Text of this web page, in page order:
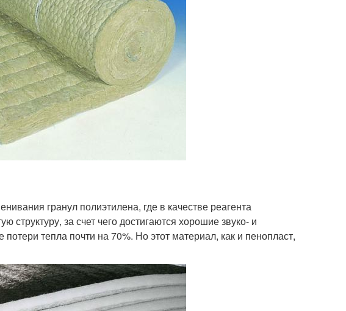
гранул полиэтилена, где в качестве реагента
структуру, за счет чего достигаются хорошие звуко- и
тепла почти на 70%. Но этот материал, как и пенопласт,